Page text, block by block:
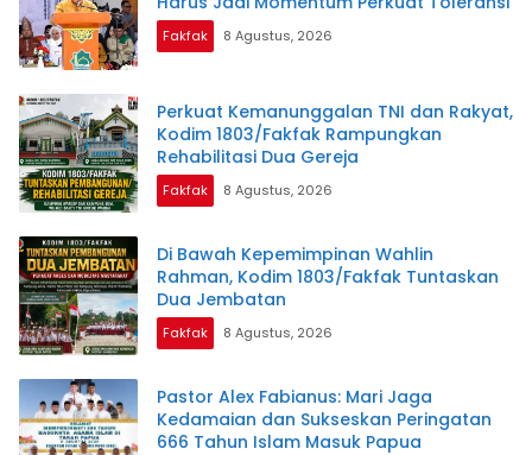
Fakfak 8 Agustus, 2026
Perkuat Kemanunggalan TNI dan Rakyat,
Kodim 1803/Fakfak Rampungkan
Rehabilitasi Dua Gereja
Fakfak 8 Agustus, 2026
Di Bawah Kepemimpinan Wahlin
Rahman, Kodim 1803/Fakfak Tuntaskan
Dua Jembatan
Fakfak 8 Agustus, 2026
Pastor Alex Fabianus: Mari Jaga
Kedamaian dan Sukseskan Peringatan
666 Tahun Islam Masuk Papua